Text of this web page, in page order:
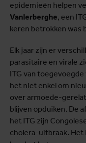
epidemieën helpen
Vanlerberghe, een
keren betrokken was
Elk jaar zijn er
parasitaire en virale
ITG van
het niet enkel om
over armoede-
blijven opduiken. De
het ITG zijn
cholera-uitbraak.